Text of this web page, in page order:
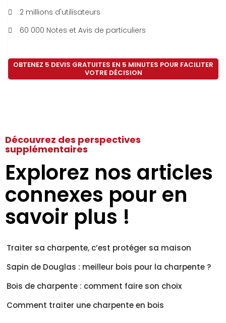
2 millions d'utilisateurs
60 000 Notes et Avis de particuliers
OBTENEZ 5 DEVIS GRATUITES EN 5 MINUTES POUR FACILITER
VOTRE DÉCISION
Découvrez des perspectives
supplémentaires
Explorez nos articles
connexes pour en
savoir plus !
Traiter sa charpente, c’est protéger sa maison
Sapin de Douglas : meilleur bois pour la charpente ?
Bois de charpente : comment faire son choix
Comment traiter une charpente en bois